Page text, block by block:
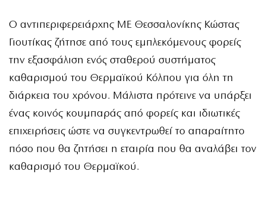
Ο αντιπεριφερειάρχης ΜΕ Θεσσαλονίκης Κώστας
Γιουτίκας ζήτησε από τους εμπλεκόμενους φορείς
την εξασφάλιση ενός σταθερού συστήματος
καθαρισμού του Θερμαϊκού Κόλπου για όλη τη
διάρκεια του χρόνου. Μάλιστα πρότεινε να υπάρξει
ένας κοινός κουμπαράς από φορείς και ιδιωτικές
επιχειρήσεις ώστε να συγκεντρωθεί το απαραίτητο
πόσο που θα ζητήσει η εταιρία που θα αναλάβει τον
καθαρισμό του Θερμαϊκού.